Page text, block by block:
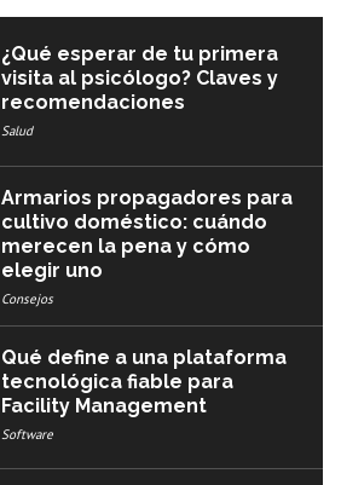
¿Qué esperar de tu primera
visita al psicólogo? Claves y
recomendaciones
Salud
Armarios propagadores para
cultivo doméstico: cuándo
merecen la pena y cómo
elegir uno
Consejos
Qué define a una plataforma
tecnológica fiable para
Facility Management
Software